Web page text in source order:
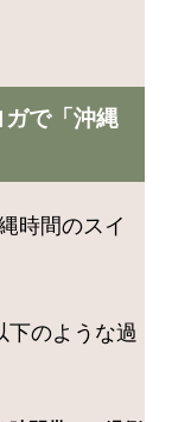
で「沖縄
時間のスイ
下のような過